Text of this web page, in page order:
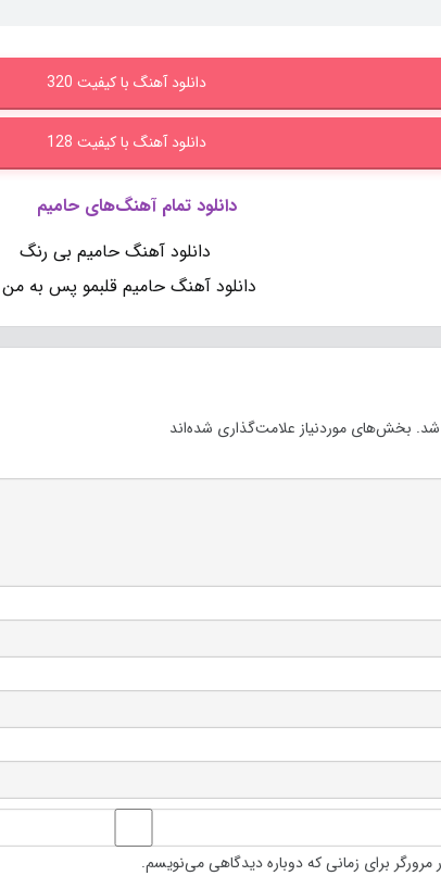
دانلود آهنگ با کیفیت 320
دانلود آهنگ با کیفیت 128
دانلود تمام آهنگ‌های حامیم
دانلود آهنگ حامیم بی رنگ
دانلود آهنگ حامیم قلبمو پس به
شد. بخش‌های موردنیاز علامت‌گذاری شده‌اند
برای زمانی که دوباره دیدگاهی می‌نویسم.